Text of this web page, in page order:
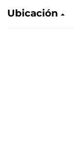
Ubicación